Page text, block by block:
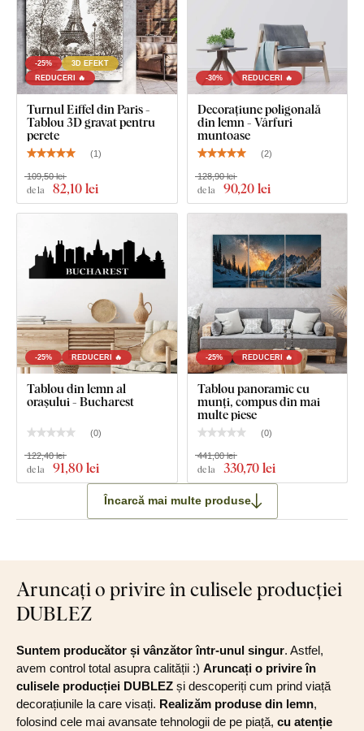
-25%
3D EFEKT
REDUCERI 🔥
Turnul Eiffel din Paris -
Tablou 3D gravat pentru
perete
(1 )
de la 82,10 lei
109,50 lei
-30% REDUCERI 🔥
Decorațiune poligonală
din lemn - Vârfuri
muntoase
(2)
de la 90,20 lei
128,90 lei
-25% REDUCERI 🔥
Tablou din lemn al
orașului - Bucharest
(0)
de la 91,80 lei
122,40 lei
-25% REDUCERI 🔥
Tablou panoramic cu
munți, compus din mai
multe piese
(0)
de la 330,70 lei
441,00 lei
Încarcă mai multe produse
Aruncați o privire în culisele producției
DUBLEZ
Suntem producător și vânzător într-unul singur. Astfel,
avem control total asupra calității :) Aruncați o privire în
culisele producției DUBLEZ și descoperiți cum prind viață
decorațiunile la care visați. Realizăm produse din lemn,
folosind cele mai avansate tehnologii de pe piață, cu atenție